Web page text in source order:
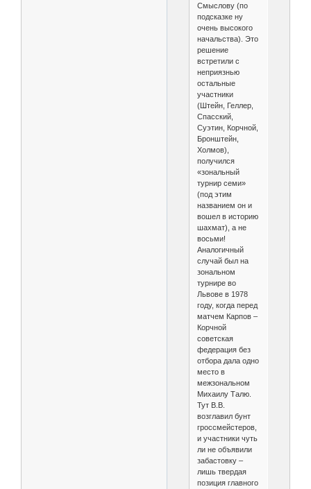
Смыслову (по
подсказке ну
очень высокого
начальства). Это
решение
встретили с
неприязнью
остальные
участники
(Штейн, Геллер,
Спасский,
Суэтин, Корчной,
Бронштейн,
Холмов),
получился
«зональный
турнир семи»
(под этим
названием он и
вошел в историю
шахмат), а не
восьми!
Аналогичный
случай был на
зональном
турнире во
Львове в 1978
году, когда перед
матчем Карпов –
Корчной
советская
федерация без
отбора дала одно
место в
межзональном
Михаилу Талю.
Тут В.В.
возглавил бунт
гроссмейстеров,
и участники чуть
ли не объявили
забастовку –
лишь твердая
позиция главного